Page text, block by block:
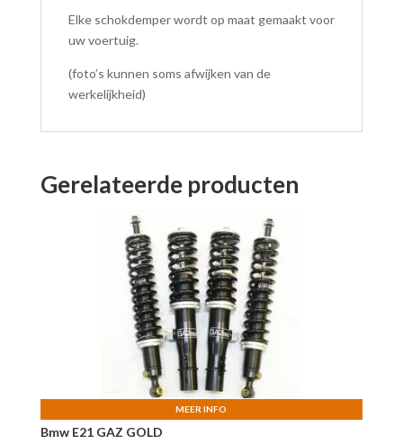
Elke schokdemper wordt op maat gemaakt voor
uw voertuig.
(foto’s kunnen soms afwijken van de
werkelijkheid)
Gerelateerde producten
MEER INFO
Bmw E21 GAZ GOLD